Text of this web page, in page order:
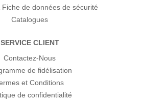
Fiche de données de sécurité
Catalogues
SERVICE CLIENT
Contactez-Nous
de fidélisation
et Conditions
de confidentialité